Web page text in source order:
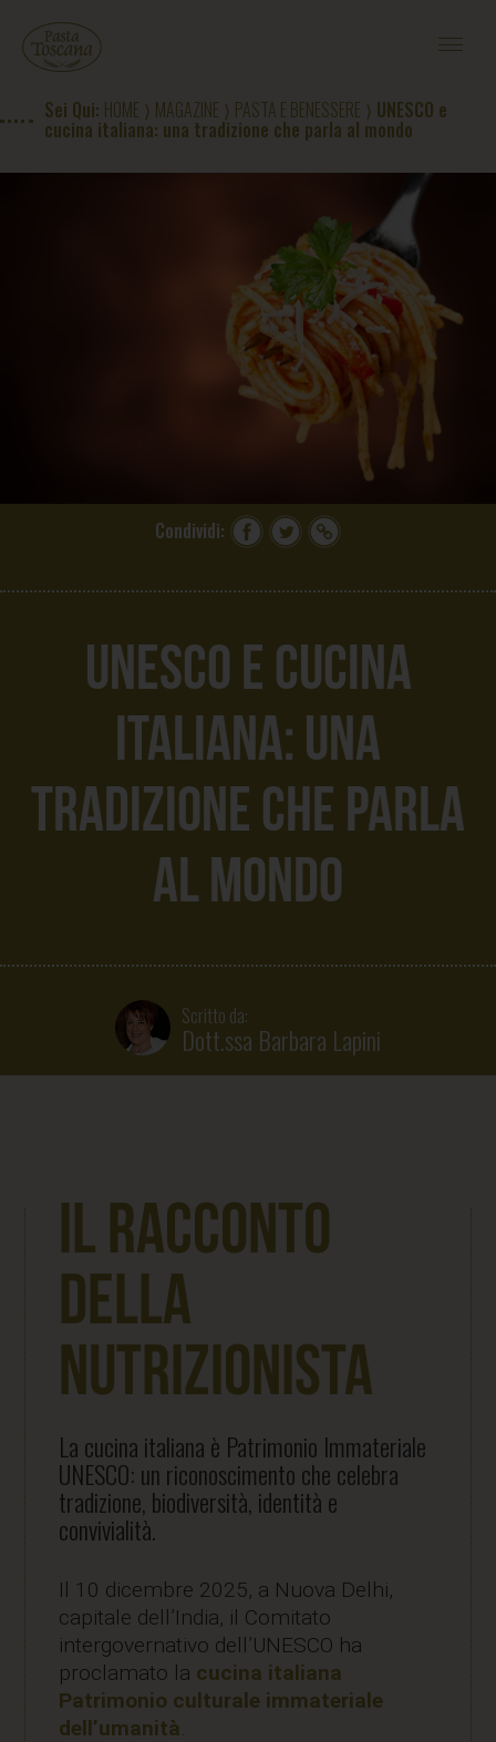
MAGAZINE
IL PASTIFICIO
ACQUISTA
| RU | US
Sei Qui: HOME ⟩ MAGAZINE ⟩ PASTA E BENESSERE ⟩ UNESCO e
cucina italiana: una tradizione che parla al mondo
Condividi:
UNESCO e cucina
italiana: una
tradizione che parla
al mondo
Scritto da:
Dott.ssa Barbara Lapini
Il racconto
della
Nutrizionista
La cucina italiana è Patrimonio Immateriale
UNESCO: un riconoscimento che celebra
tradizione, biodiversità, identità e
convivialità.
Il 10 dicembre 2025, a Nuova Delhi,
capitale dell’India, il Comitato
intergovernativo dell’UNESCO ha
proclamato la cucina italiana
Patrimonio culturale immateriale
dell’umanità.